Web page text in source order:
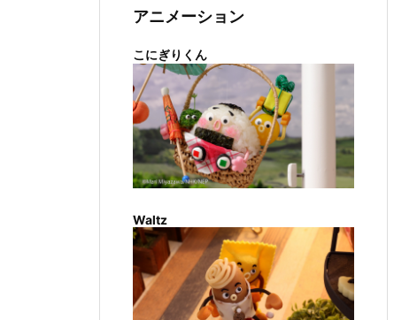
ー
アニメーション
こにぎりくん
Waltz